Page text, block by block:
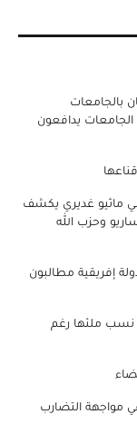
بالجامعات
يدافعون
ماثيو غديري يكشف
وحزب الله
الدخول للولايات المتحدة: مواطنو 30 دولة إفريقية مطالبون
ملئها رغم
مواجهة التضارب